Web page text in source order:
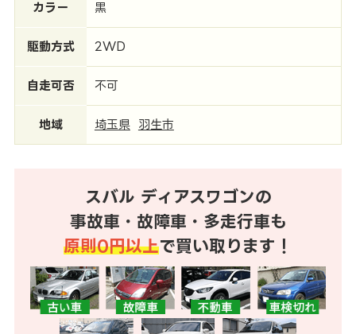
カラー 黒
駆動方式 2WD
自走可否 不可
地域 埼玉県 羽生市
スバル ディアスワゴンの
事故車・故障車・多走行車も
原則0円以上で買い取ります！